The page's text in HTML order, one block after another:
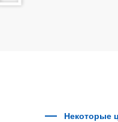
Некоторые